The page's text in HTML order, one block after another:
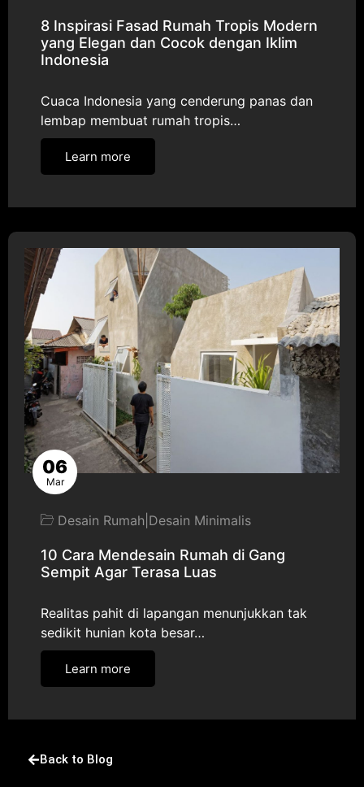
8 Inspirasi Fasad Rumah Tropis Modern
yang Elegan dan Cocok dengan Iklim
Indonesia
Cuaca Indonesia yang cenderung panas dan
lembap membuat rumah tropis…
Learn more
06
Mar
Desain Rumah Desain Minimalis
10 Cara Mendesain Rumah di Gang
Sempit Agar Terasa Luas
Realitas pahit di lapangan menunjukkan tak
sedikit hunian kota besar…
Learn more
Back to Blog